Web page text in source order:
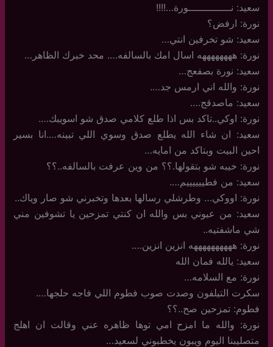
سعيد: نــــــــــــــورة…!!!!
نورة: ارفض؟
سعيد: شو تخرفين انتي…
نورة: ههههههههه اسال امك بالسالفه…. محد خبرك الظاهر…
سعيد: نورة بصفعج…
نورة: والله اني ارمس جد….
سعيد: ماصدقج….
نورة: اوكي..تاكد بس اذا طلع كلامي صدق شو اسويبك….
سعيد: ان شاء الله يطلع صدق وسوي اللي تبينه….انا بسير
احين البيت وبتاكد من امايه…
نورة: خيبه شو بتقولها.؟؟ من وين عرفت بالسالفه..؟؟
سعيد: من فطييييييم….
نورة: اووكي… وطرشلي رسالها بعدها وتخبرني شو صار وياك..
سعيد: من عيوني بس والله ان كنتي تمزحين يا تشوفين مني
شي ماشفتيه..
نورة: ههههههههههه انزين انزين….
سعيد: يالله فمان الله
نورة: مع السلامه…
سكرت التيلفون وصدت صوب فطوم اللي فاجه حلجها….
فطوم: تمزحين صح..؟؟
نورة: والله ما امزح امي توها ظاهره عني وقالت ان اهلج
متصليبنا اليوم ويبون يخطبوني لسعيد…